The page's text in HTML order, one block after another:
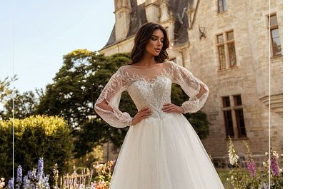
Размеры
42, 44, 46, 48, 50, 52, 54, 56,
58
Цвет